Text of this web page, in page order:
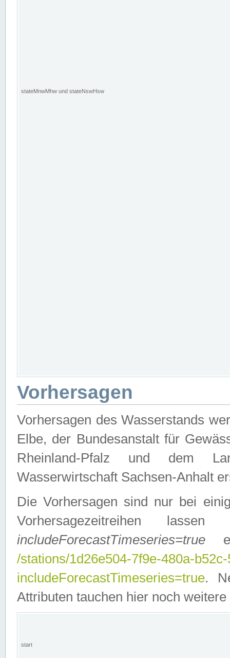
stateMnwMhw und stateNswHsw
Vorhersagen
Vorhersagen des Wasserstands
Elbe, der Bundesanstalt für
Rheinland-Pfalz und dem
Wasserwirtschaft Sachsen-Anhalt
Die Vorhersagen sind nur bei
Vorhersagezeitreihen
includeForecastTimeseries=true
/stations/1d26e504-7f9e-480a-
includeForecastTimeseries=true.
Attributen tauchen hier noch weitere
start